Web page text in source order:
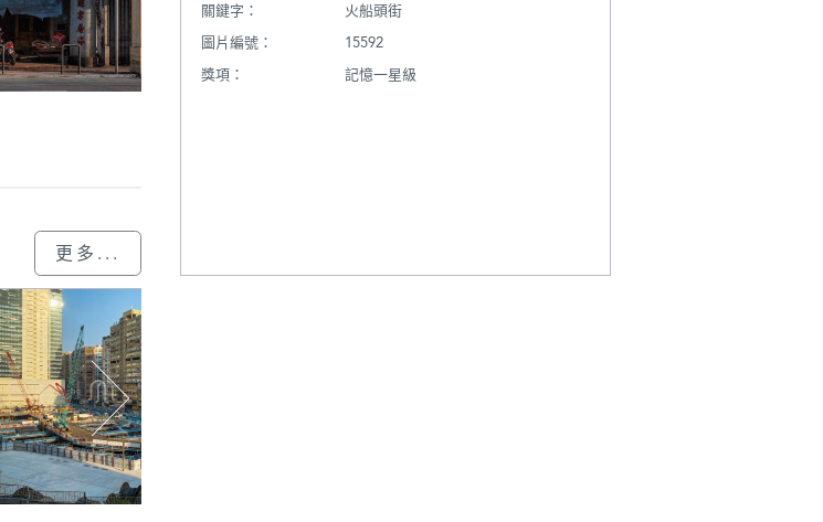
更多...
關鍵字：
火船頭街
圖片編號：
15592
獎項：
記憶一星級